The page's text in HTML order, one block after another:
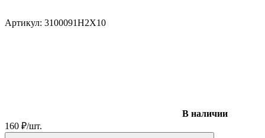
Артикул: 3100091H2X10
В наличии
160 ₽/шт.